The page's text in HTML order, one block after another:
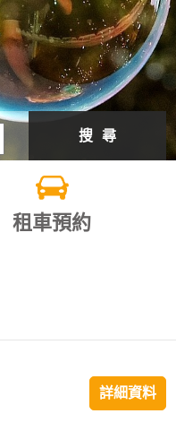
搜 尋
租車預約
詳細資料